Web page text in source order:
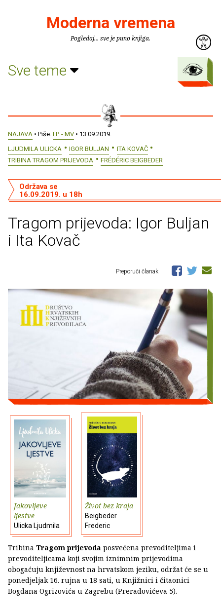
Moderna vremena
Pogledaj... sve je puno knjiga.
Sve teme
NAJAVA • Piše: I.P. - MV • 13.09.2019.
LJUDMILA ULICKA
IGOR BULJAN
ITA KOVAČ
TRIBINA TRAGOM PRIJEVODA
FRÉDÉRIC BEIGBEDER
Tragom prijevoda: Igor Buljan
i Ita Kovač
Održava se
16.09.2019. u 18h
Preporuči članak
Jakovljeve
ljestve
Ulicka Ljudmila
Život bez kraja
Beigbeder
Frederic
Tribina Tragom prijevoda posvećena prevoditeljima i
prevoditeljicama koji svojim iznimnim prijevodima
obogaćuju književnost na hrvatskom jeziku, održat će se u
ponedjeljak 16. rujna u 18 sati, u Knjižnici i čitaonici
Bogdana Ogrizovića u Zagrebu (Preradovićeva 5).